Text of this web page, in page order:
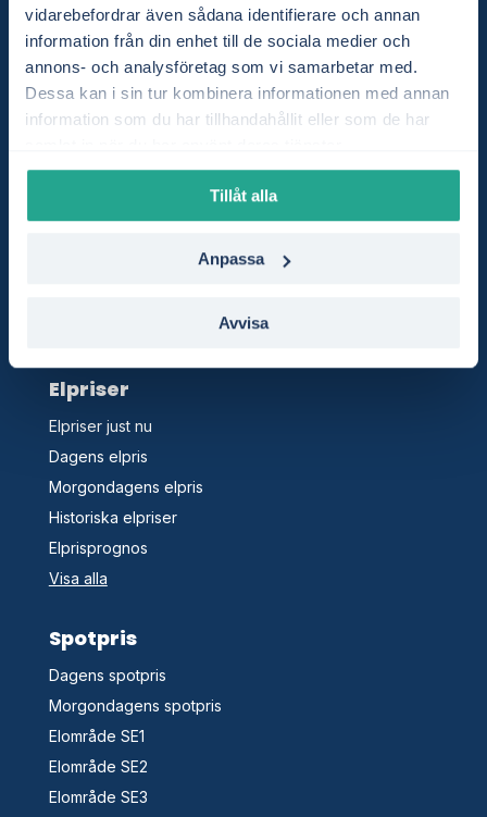
vidarebefordrar även sådana identifierare och annan
information från din enhet till de sociala medier och
annons- och analysföretag som vi samarbetar med.
Dessa kan i sin tur kombinera informationen med annan
information som du har tillhandahållit eller som de har
Tillåt alla
Anpassa
Avvisa
Fasta elavtal
Visa alla
Elbolag
Byt elbolag
Elpriser
Elpriser just nu
Dagens elpris
Morgondagens elpris
Historiska elpriser
Elprisprognos
Visa alla
Spotpris
Dagens spotpris
Morgondagens spotpris
Elområde SE1
Elområde SE2
Elområde SE3